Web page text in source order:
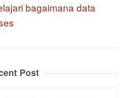
bagaimana data
Post